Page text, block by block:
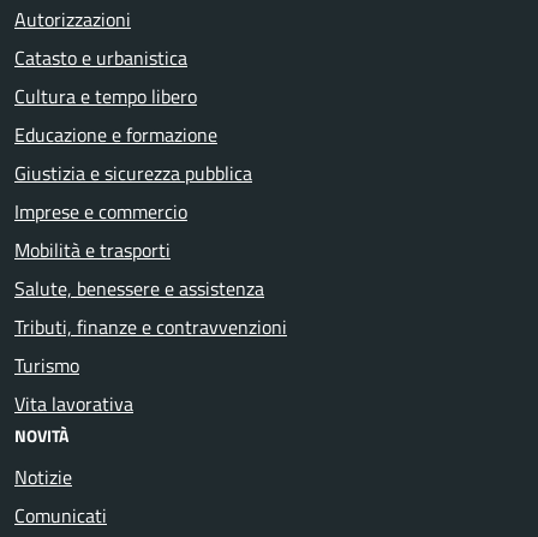
Autorizzazioni
Catasto e urbanistica
Cultura e tempo libero
Educazione e formazione
Giustizia e sicurezza pubblica
Imprese e commercio
Mobilità e trasporti
Salute, benessere e assistenza
Tributi, finanze e contravvenzioni
Turismo
Vita lavorativa
NOVITÀ
Notizie
Comunicati